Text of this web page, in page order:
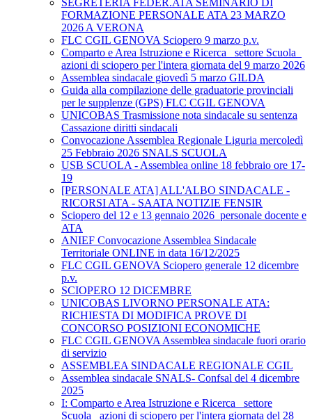
SEGRETERIA FEDER.ATA SEMINARIO DI
FORMAZIONE PERSONALE ATA 23 MARZO
2026 A VERONA
FLC CGIL GENOVA Sciopero 9 marzo p.v.
Comparto e Area Istruzione e Ricerca_ settore Scuola_
azioni di sciopero per l'intera giornata del 9 marzo 2026
Assemblea sindacale giovedì 5 marzo GILDA
Guida alla compilazione delle graduatorie provinciali
per le supplenze (GPS) FLC CGIL GENOVA
UNICOBAS Trasmissione nota sindacale su sentenza
Cassazione diritti sindacali
Convocazione Assemblea Regionale Liguria mercoledì
25 Febbraio 2026 SNALS SCUOLA
USB SCUOLA - Assemblea online 18 febbraio ore 17-
19
[PERSONALE ATA] ALL'ALBO SINDACALE -
RICORSI ATA - SAATA NOTIZIE FENSIR
Sciopero del 12 e 13 gennaio 2026_personale docente e
ATA
ANIEF Convocazione Assemblea Sindacale
Territoriale ONLINE in data 16/12/2025
FLC CGIL GENOVA Sciopero generale 12 dicembre
p.v.
SCIOPERO 12 DICEMBRE
UNICOBAS LIVORNO PERSONALE ATA:
RICHIESTA DI MODIFICA PROVE DI
CONCORSO POSIZIONI ECONOMICHE
FLC CGIL GENOVA Assemblea sindacale fuori orario
di servizio
ASSEMBLEA SINDACALE REGIONALE CGIL
Assemblea sindacale SNALS- Confsal del 4 dicembre
2025
I: Comparto e Area Istruzione e Ricerca_ settore
Scuola_ azioni di sciopero per l'intera giornata del 28